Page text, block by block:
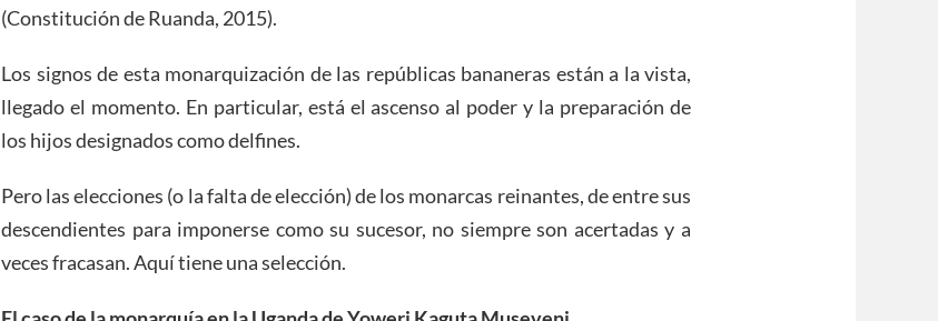
(Constitución de Ruanda, 2015).
Los signos de esta monarquización de las repúblicas bananeras están a la vista,
llegado el momento. En particular, está el ascenso al poder y la preparación de
los hijos designados como delfines.
Pero las elecciones (o la falta de elección) de los monarcas reinantes, de entre sus
descendientes para imponerse como su sucesor, no siempre son acertadas y a
veces fracasan. Aquí tiene una selección.